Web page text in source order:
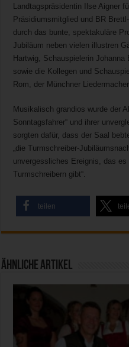
Landtagspräsidentin Ilse Aigner
Präsidiumsmitglied und BR
durch das bunte, spektakuläre
Jubiläum neben vielen illustren
Hartwig, Schauspielerin
sowie die Kollegen und
Rom, der Münchner
Musikalisch grandios wurde der
Sonntagsfahrer“ und ihrer
sorgten dafür, dass der Saal
„die Turmschreiber-
unvergessliches Ereignis, das
Turmschreibern gibt“.
teilen
Ähnliche Artikel